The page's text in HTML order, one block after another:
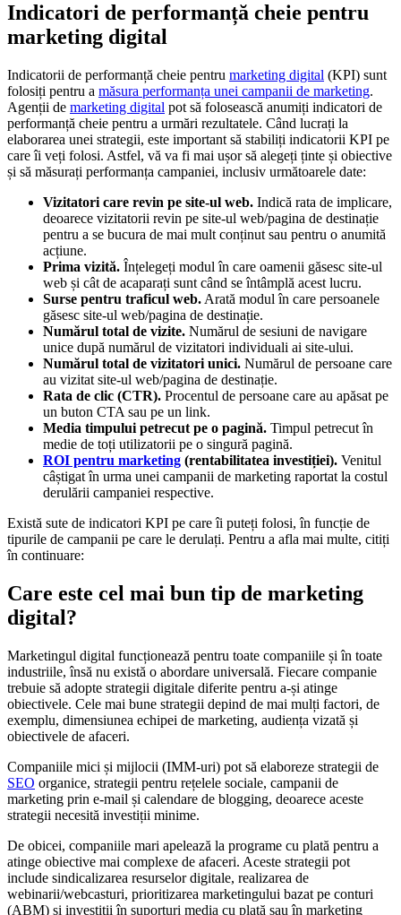
Indicatori de performanță cheie pentru
marketing digital
Indicatorii de performanță cheie pentru marketing digital (KPI) sunt
folosiți pentru a măsura performanța unei campanii de marketing.
Agenții de marketing digital pot să folosească anumiți indicatori de
performanță cheie pentru a urmări rezultatele. Când lucrați la
elaborarea unei strategii, este important să stabiliți indicatorii KPI pe
care îi veți folosi. Astfel, vă va fi mai ușor să alegeți ținte și obiective
și să măsurați performanța campaniei, inclusiv următoarele date:
Vizitatori care revin pe site-ul web. Indică rata de implicare,
deoarece vizitatorii revin pe site-ul web/pagina de destinație
pentru a se bucura de mai mult conținut sau pentru o anumită
acțiune.
Prima vizită. Înțelegeți modul în care oamenii găsesc site-ul
web și cât de acaparați sunt când se întâmplă acest lucru.
Surse pentru traficul web. Arată modul în care persoanele
găsesc site-ul web/pagina de destinație.
Numărul total de vizite. Numărul de sesiuni de navigare
unice după numărul de vizitatori individuali ai site-ului.
Numărul total de vizitatori unici. Numărul de persoane care
au vizitat site-ul web/pagina de destinație.
Rata de clic (CTR). Procentul de persoane care au apăsat pe
un buton CTA sau pe un link.
Media timpului petrecut pe o pagină. Timpul petrecut în
medie de toți utilizatorii pe o singură pagină.
ROI pentru marketing (rentabilitatea investiției). Venitul
câștigat în urma unei campanii de marketing raportat la costul
derulării campaniei respective.
Există sute de indicatori KPI pe care îi puteți folosi, în funcție de
tipurile de campanii pe care le derulați. Pentru a afla mai multe, citiți
în continuare:
Care este cel mai bun tip de marketing
digital?
Marketingul digital funcționează pentru toate companiile și în toate
industriile, însă nu există o abordare universală. Fiecare companie
trebuie să adopte strategii digitale diferite pentru a-și atinge
obiectivele. Cele mai bune strategii depind de mai mulți factori, de
exemplu, dimensiunea echipei de marketing, audiența vizată și
obiectivele de afaceri.
Companiile mici și mijlocii (IMM-uri) pot să elaboreze strategii de
SEO organice, strategii pentru rețelele sociale, campanii de
marketing prin e-mail și calendare de blogging, deoarece aceste
strategii necesită investiții minime.
De obicei, companiile mari apelează la programe cu plată pentru a
atinge obiective mai complexe de afaceri. Aceste strategii pot
include sindicalizarea resurselor digitale, realizarea de
webinarii/webcasturi, prioritizarea marketingului bazat pe conturi
(ABM) și investiții în suporturi media cu plată sau în marketing